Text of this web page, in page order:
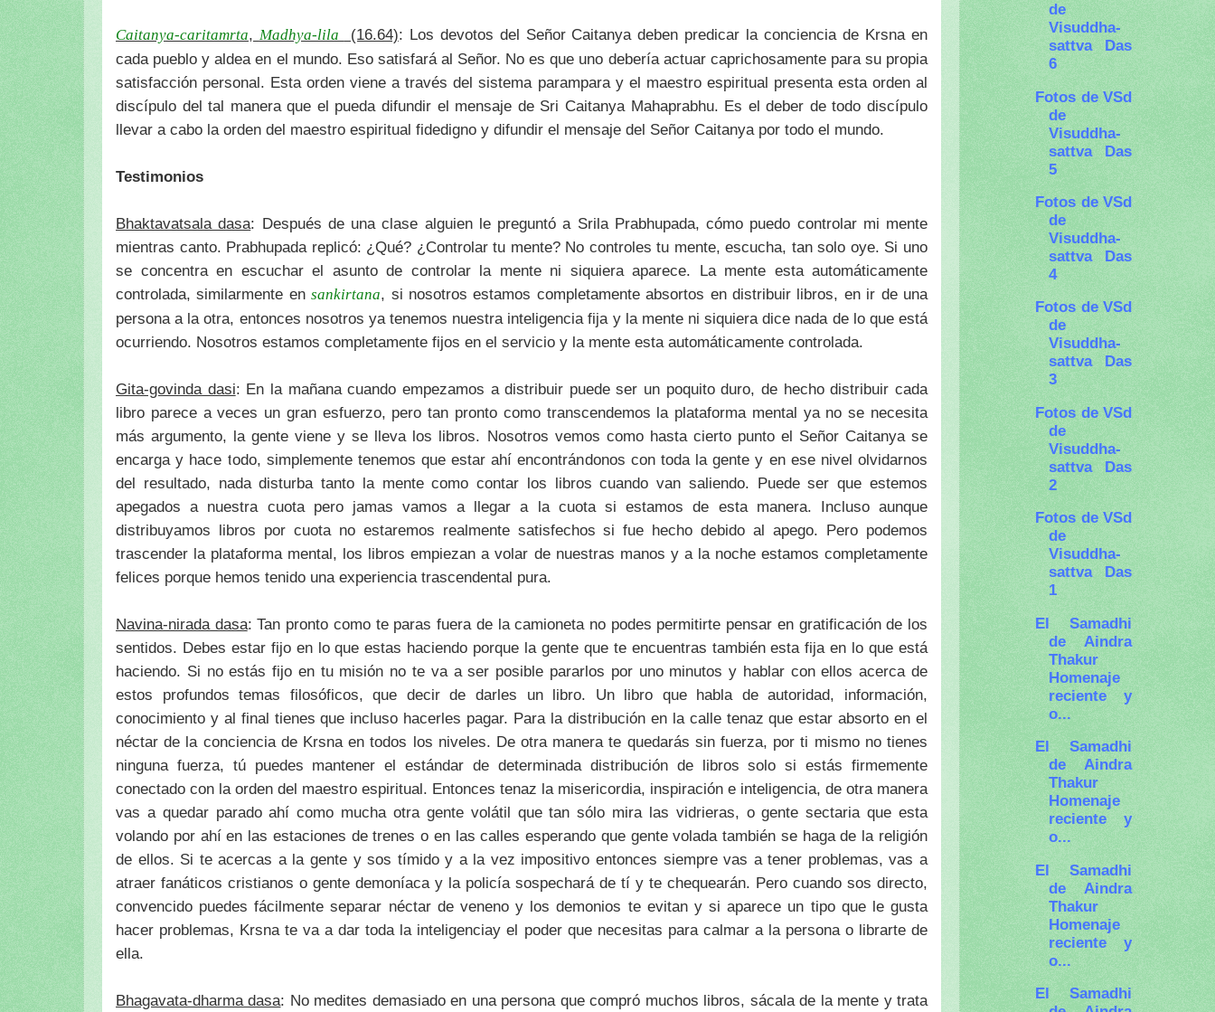
Caitanya-caritamrta, Madhya-lila (16.64): Los devotos del Señor Caitanya deben predicar la conciencia de Krsna en
cada pueblo y aldea en el mundo. Eso satisfará al Señor. No es que uno debería actuar caprichosamente para su propia
satisfacción personal. Esta orden viene a través del sistema parampara y el maestro espiritual presenta esta orden al
discípulo del tal manera que el pueda difundir el mensaje de Sri Caitanya Mahaprabhu. Es el deber de todo discípulo
llevar a cabo la orden del maestro espiritual fidedigno y difundir el mensaje del Señor Caitanya por todo el mundo.
Testimonios
Bhaktavatsala dasa: Después de una clase alguien le preguntó a Srila Prabhupada, cómo puedo controlar mi mente
mientras canto. Prabhupada replicó: ¿Qué? ¿Controlar tu mente? No controles tu mente, escucha, tan solo oye. Si uno
se concentra en escuchar el asunto de controlar la mente ni siquiera aparece. La mente esta automáticamente
controlada, similarmente ensankirtana, si nosotros estamos completamente absortos en distribuir libros, en ir de una
persona a la otra, entonces nosotros ya tenemos nuestra inteligencia fija y la mente ni siquiera dice nada de lo que está
ocurriendo. Nosotros estamos completamente fijos en el servicio y la mente esta automáticamente controlada.
Gita-govinda dasi: En la mañana cuando empezamos a distribuir puede ser un poquito duro, de hecho distribuir cada
libro parece a veces un gran esfuerzo, pero tan pronto como transcendemos la plataforma mental ya no se necesita
más argumento, la gente viene y se lleva los libros. Nosotros vemos como hasta cierto punto el Señor Caitanya se
encarga y hace todo, simplemente tenemos que estar ahí encontrándonos con toda la gente y en ese nivel olvidarnos
del resultado, nada disturba tanto la mente como contar los libros cuando van saliendo. Puede ser que estemos
apegados a nuestra cuota pero jamas vamos a llegar a la cuota si estamos de esta manera. Incluso aunque
distribuyamos libros por cuota no estaremos realmente satisfechos si fue hecho debido al apego. Pero podemos
trascender la plataforma mental, los libros empiezan a volar de nuestras manos y a la noche estamos completamente
felices porque hemos tenido una experiencia trascendental pura.
Navina-nirada dasa: Tan pronto como te paras fuera de la camioneta no podes permitirte pensar en gratificación de los
sentidos. Debes estar fijo en lo que estas haciendo porque la gente que te encuentras también esta fija en lo que está
haciendo. Si no estás fijo en tu misión no te va a ser posible pararlos por uno minutos y hablar con ellos acerca de
estos profundos temas filosóficos, que decir de darles un libro. Un libro que habla de autoridad, información,
conocimiento y al final tienes que incluso hacerles pagar. Para la distribución en la calle tenaz que estar absorto en el
néctar de la conciencia de Krsna en todos los niveles. De otra manera te quedarás sin fuerza, por ti mismo no tienes
ninguna fuerza, tú puedes mantener el estándar de determinada distribución de libros solo si estás firmemente
conectado con la orden del maestro espiritual. Entonces tenaz la misericordia, inspiración e inteligencia, de otra manera
vas a quedar parado ahí como mucha otra gente volátil que tan sólo mira las vidrieras, o gente sectaria que esta
volando por ahí en las estaciones de trenes o en las calles esperando que gente volada también se haga de la religión
de ellos. Si te acercas a la gente y sos tímido y a la vez impositivo entonces siempre vas a tener problemas, vas a
atraer fanáticos cristianos o gente demoníaca y la policía sospechará de tí y te chequearán. Pero cuando sos directo,
convencido puedes fácilmente separar néctar de veneno y los demonios te evitan y si aparece un tipo que le gusta
hacer problemas, Krsna te va a dar toda la inteligenciay el poder que necesitas para calmar a la persona o librarte de
ella.
Bhagavata-dharma dasa: No medites demasiado en una persona que compró muchos libros, sácala de la mente y trata
de
Visuddha-
sattva Das
6
Fotos de VSd
de
Visuddha-
sattva Das
5
Fotos de VSd
de
Visuddha-
sattva Das
4
Fotos de VSd
de
Visuddha-
sattva Das
3
Fotos de VSd
de
Visuddha-
sattva Das
2
Fotos de VSd
de
Visuddha-
sattva Das
1
El Samadhi
de Aindra
Thakur
Homenaje
reciente y
o...
El Samadhi
de Aindra
Thakur
Homenaje
reciente y
o...
El Samadhi
de Aindra
Thakur
Homenaje
reciente y
o...
El Samadhi